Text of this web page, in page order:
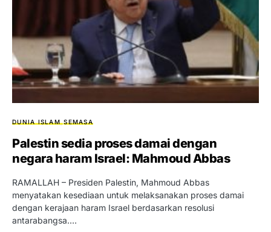
DUNIA ISLAM SEMASA
Palestin sedia proses damai dengan
negara haram Israel: Mahmoud Abbas
RAMALLAH – Presiden Palestin, Mahmoud Abbas
menyatakan kesediaan untuk melaksanakan proses damai
dengan kerajaan haram Israel berdasarkan resolusi
antarabangsa.…